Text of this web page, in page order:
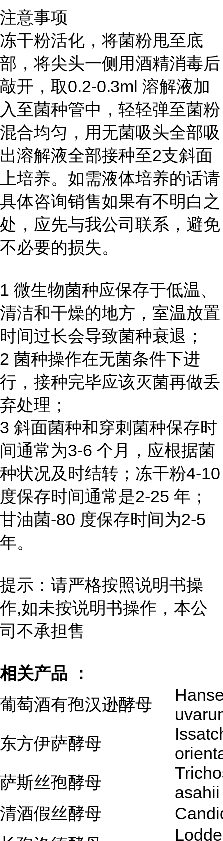
注意事项
冻干粉活化，将菌粉甩至底
部，将尖头一侧用酒精消毒后
敲开，取0.2-0.3ml 溶解液加
入至菌种管中，轻轻弹至菌粉
混合均匀，用无菌吸头全部吸
出溶解液全部接种至2支斜面
上培养。如需液体培养的话请
具体咨询销售如果有不明白之
处，应先与我公司联系，避免
不必要的损失。
1 微生物菌种应保存于低温、
清洁和干燥的地方，室温放置
时间过长会导致菌种衰退；
2 菌种操作在无菌条件下进
行，接种完毕应该灭菌再做丢
弃处理；
3 斜面菌种和穿刺菌种保存时
间通常为3-6 个月，应根据菌
种状况及时结转；冻干粉4-10
度保存时间通常是2-25 年；
甘油菌-80 度保存时间为2-5
年。
提示：请严格按照说明书操
作,如未按说明书操作，本公
司不承担售
相关产品 ：
葡萄酒有孢汉逊酵母
东方伊萨酵母
萨斯丝孢酵母
asahii
清酒假丝酵母